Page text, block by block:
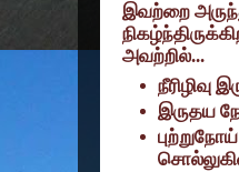
இவற்றை
அவற்றில்...
நீரிழிவு
இருதய